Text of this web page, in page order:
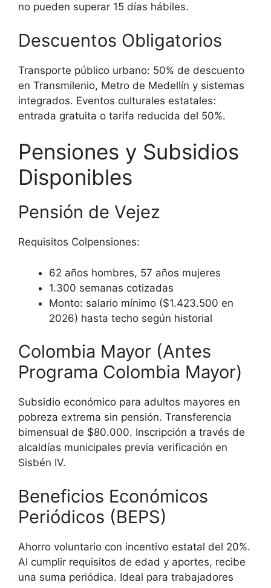
no pueden superar 15 días hábiles.
Descuentos Obligatorios
Transporte público urbano: 50% de descuento
en Transmilenio, Metro de Medellín y sistemas
integrados. Eventos culturales estatales:
entrada gratuita o tarifa reducida del 50%.
Pensiones y Subsidios
Disponibles
Pensión de Vejez
Requisitos Colpensiones:
62 años hombres, 57 años mujeres
1.300 semanas cotizadas
Monto: salario mínimo ($1.423.500 en
2026) hasta techo según historial
Colombia Mayor (Antes
Programa Colombia Mayor)
Subsidio económico para adultos mayores en
pobreza extrema sin pensión. Transferencia
bimensual de $80.000. Inscripción a través de
alcaldías municipales previa verificación en
Sisbén IV.
Beneficios Económicos
Periódicos (BEPS)
Ahorro voluntario con incentivo estatal del 20%.
Al cumplir requisitos de edad y aportes, recibe
una suma periódica. Ideal para trabajadores